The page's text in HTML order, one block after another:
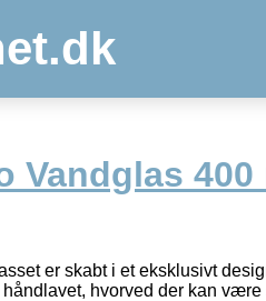
Vandglas 400
er skabt i et eksklusivt
hvorved der kan være